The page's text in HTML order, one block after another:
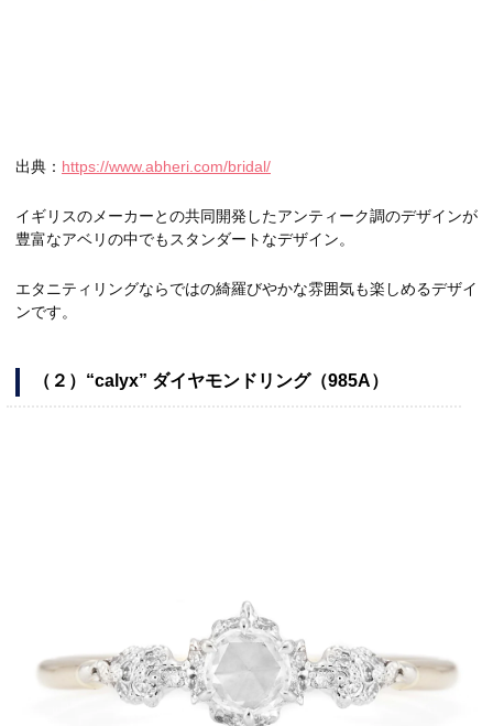
出典： https://www.abheri.com/bridal/
イギリスのメーカーとの共同開発したアンティーク調のデザインが
豊富なアベリの中でもスタンダートなデザイン。
エタニティリングならではの綺羅びやかな雰囲気も楽しめるデザイ
ンです。
（２）“calyx” ダイヤモンドリング（985A）